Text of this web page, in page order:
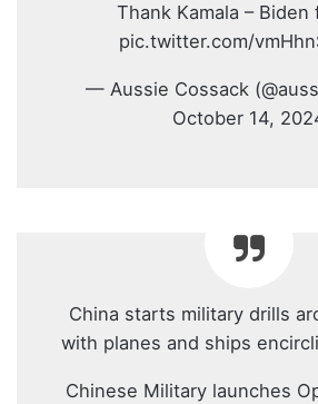
Thank Kamala – Biden
pic.twitter.com/
— Aussie Cossack
October 14,
China starts military drills
with planes and ships
Chinese Military launches